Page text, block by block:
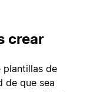
crear
plantillas de
de que sea